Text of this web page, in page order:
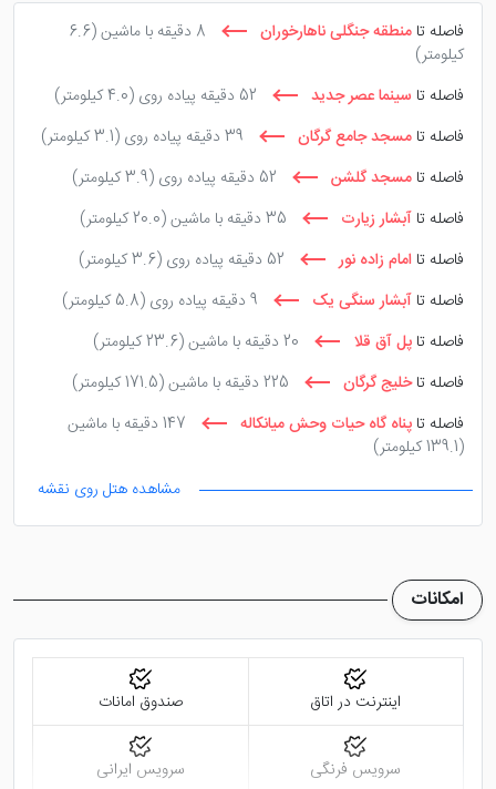
آپارتمان گل نرگس گرگان علاوه بر اقامتی با کیفیت، هزینه ای
بسیار معقول و به صرفه را در شهر گرگان پرداخت خواهید
کرد.
فاصله تا منطقه جنگلی ناهارخوران 8 دقیقه با ماشین
(6.6
کیلومتر)
فاصله تا سینما عصر جدید 52 دقیقه پیاده روی
(4.0 کیلومتر)
فاصله تا مسجد جامع گرگان 39 دقیقه پیاده روی
(3.1 کیلومتر)
فاصله تا مسجد گلشن 52 دقیقه پیاده روی
(3.9 کیلومتر)
فاصله تا آبشار زیارت 35 دقیقه با ماشین
(20.0 کیلومتر)
فاصله تا امام زاده نور 52 دقیقه پیاده روی
(3.6 کیلومتر)
فاصله تا آبشار سنگی یک 9 دقیقه پیاده روی
(5.8 کیلومتر)
فاصله تا پل آق قلا 20 دقیقه با ماشین
(23.6 کیلومتر)
فاصله تاخلیج گرگان 225 دقیقه با ماشین
(171.5 کیلومتر)
فاصله تا پناه گاه حیات وحش میانکاله
147 دقیقه با ماشین
(139.1 کیلومتر)
مشاهده هتل روی نقشه
امکانات
اینترنت در اتاق صندوق امانات
سرویس فرنگی سرویس ایرانی